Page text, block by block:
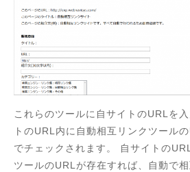
これらのツールに自サイトのURLを
トのURL内に自動相互リンクツール
でチェックされます。 自サイトの
ツールのURLが存在すれば、自動で相